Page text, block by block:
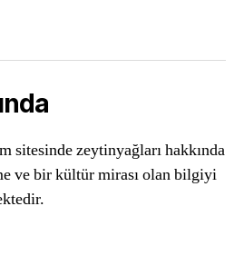
sitesinde zeytinyağları hakkında
ve bir kültür mirası olan bilgiyi